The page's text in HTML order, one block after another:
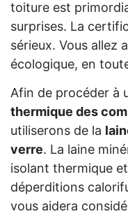
toiture est
surprises. La
sérieux. Vous allez
écologique, en
Afin de procéder à
thermique des
utiliserons de la
verre. La laine
isolant thermique
déperditions
vous aidera